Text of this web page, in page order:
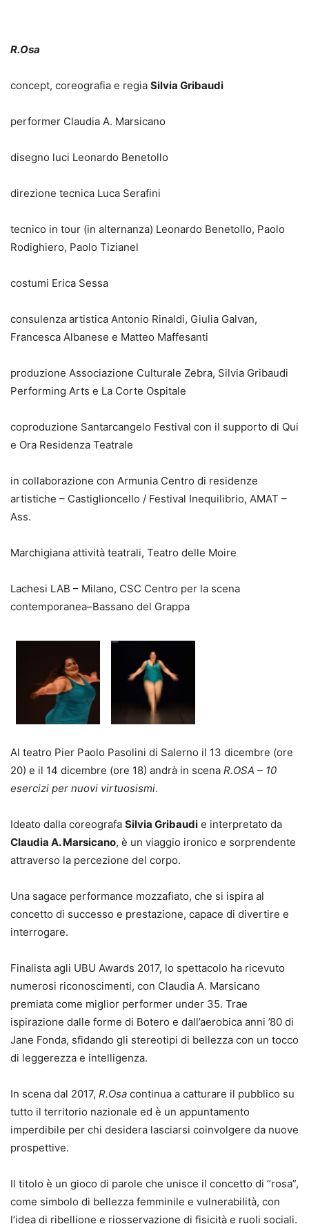
R.Osa
concept, coreografia e regia Silvia Gribaudi
performer Claudia A. Marsicano
disegno luci Leonardo Benetollo
direzione tecnica Luca Serafini
tecnico in tour (in alternanza) Leonardo Benetollo, Paolo
Rodighiero, Paolo Tizianel
costumi Erica Sessa
consulenza artistica Antonio Rinaldi, Giulia Galvan,
Francesca Albanese e Matteo Maffesanti
produzione Associazione Culturale Zebra, Silvia Gribaudi
Performing Arts e La Corte Ospitale
coproduzione Santarcangelo Festival con il supporto di Qui
e Ora Residenza Teatrale
in collaborazione con Armunia Centro di residenze
artistiche – Castiglioncello / Festival Inequilibrio, AMAT –
Ass.
Marchigiana attività teatrali, Teatro delle Moire
Lachesi LAB – Milano, CSC Centro per la scena
contemporanea–Bassano del Grappa
Al teatro Pier Paolo Pasolini di Salerno il 13 dicembre (ore
20) e il 14 dicembre (ore 18) andrà in scena R.OSA – 10
esercizi per nuovi virtuosismi.
Ideato dalla coreografa Silvia Gribaudi e interpretato da
Claudia A. Marsicano, è un viaggio ironico e sorprendente
attraverso la percezione del corpo.
Una sagace performance mozzafiato, che si ispira al
concetto di successo e prestazione, capace di divertire e
interrogare.
Finalista agli UBU Awards 2017, lo spettacolo ha ricevuto
numerosi riconoscimenti, con Claudia A. Marsicano
premiata come miglior performer under 35. Trae
ispirazione dalle forme di Botero e dall’aerobica anni ’80 di
Jane Fonda, sfidando gli stereotipi di bellezza con un tocco
di leggerezza e intelligenza.
In scena dal 2017, R.Osa continua a catturare il pubblico su
tutto il territorio nazionale ed è un appuntamento
imperdibile per chi desidera lasciarsi coinvolgere da nuove
prospettive.
Il titolo è un gioco di parole che unisce il concetto di “rosa”,
come simbolo di bellezza femminile e vulnerabilità, con
l’idea di ribellione e riosservazione di fisicità e ruoli sociali.